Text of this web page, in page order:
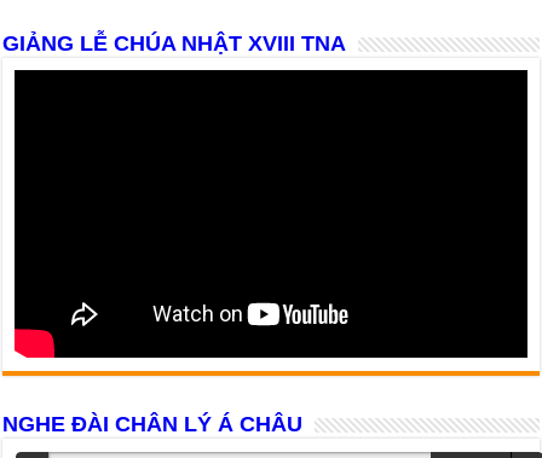
GIẢNG LỄ CHÚA NHẬT XVIII TNA
NGHE ĐÀI CHÂN LÝ Á CHÂU